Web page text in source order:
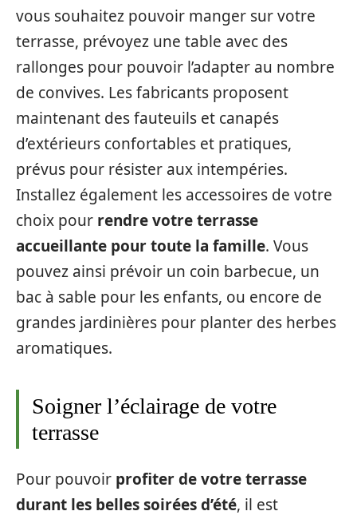
vous souhaitez pouvoir manger sur votre
terrasse, prévoyez une table avec des
rallonges pour pouvoir l’adapter au nombre
de convives. Les fabricants proposent
maintenant des fauteuils et canapés
d’extérieurs confortables et pratiques,
prévus pour résister aux intempéries.
Installez également les accessoires de votre
choix pour rendre votre terrasse
accueillante pour toute la famille. Vous
pouvez ainsi prévoir un coin barbecue, un
bac à sable pour les enfants, ou encore de
grandes jardinières pour planter des herbes
aromatiques.
Soigner l’éclairage de votre
terrasse
Pour pouvoir profiter de votre terrasse
durant les belles soirées d’été, il est